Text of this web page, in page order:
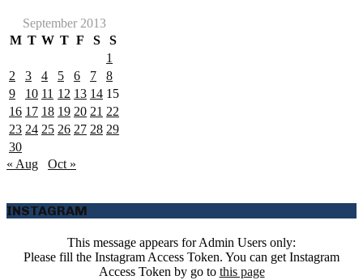
September 2013
M T W T F S
S
1
2
3 4 5 6 7
8
9
10 11 12 13 14 15
16 17 18 19 20 21 22
23 24 25 26 27 28 29
30
« Aug
Oct »
INSTAGRAM
This message appears for Admin Users only:
Please fill the Instagram Access Token. You can get Instagram
Access Token by go to this page